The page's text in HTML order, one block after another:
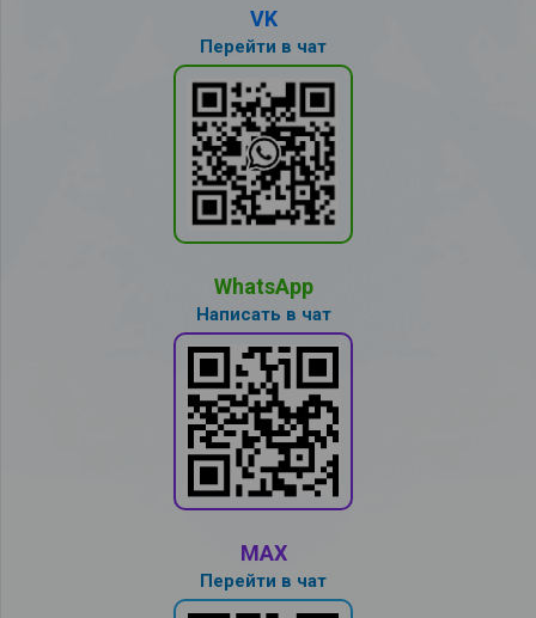
VK
Перейти в чат
WhatsApp
Написать в чат
MAX
Перейти в чат